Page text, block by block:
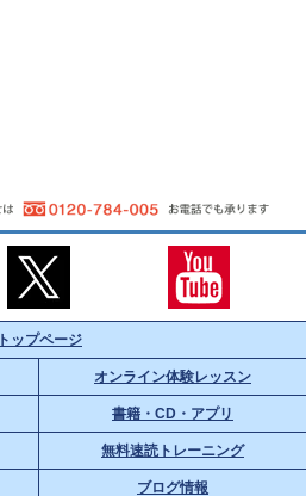
トップページ
オンライン体験レッスン
書籍・CD・アプリ
無料速読トレーニング
ブログ情報